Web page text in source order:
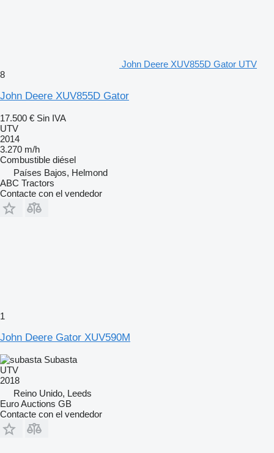
John Deere XUV855D Gator UTV
8
John Deere XUV855D Gator
17.500 € Sin IVA
UTV
2014
3.270 m/h
Combustible diésel
Países Bajos, Helmond
ABC Tractors
Contacte con el vendedor
1
John Deere Gator XUV590M
Subasta
UTV
2018
Reino Unido, Leeds
Euro Auctions GB
Contacte con el vendedor